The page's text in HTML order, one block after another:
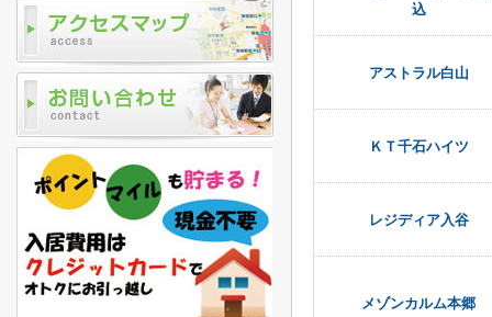
込
アストラル白山
ＫＴ千石ハイツ
レジディア入谷
メゾンカルム本郷